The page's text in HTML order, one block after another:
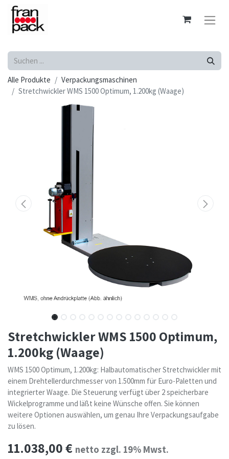
Alle Produkte
Verpackungsmaschinen
Stretchwickler WMS 1500 Optimum, 1.200kg (Waage)
Stretchwickler WMS 1500 Optimum,
1.200kg (Waage)
WMS 1500 Optimum, 1.200kg: Halbautomatischer Stretchwickler mit
einem Drehtellerdurchmesser von 1.500mm für Euro-Paletten und
integrierter Waage. Die Steuerung verfügt über 2 speicherbare
Wickelprogramme und läßt keine Wünsche offen. Sie können
weitere Optionen auswählen, um genau Ihre Verpackungsaufgabe
zu lösen.
11.038,00€ netto zzgl. 19% Mwst.